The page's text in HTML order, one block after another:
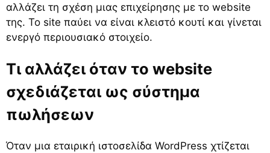
αλλάζει τη σχέση μιας επιχείρησης με το website
της. Το site παύει να είναι κλειστό κουτί και γίνεται
ενεργό περιουσιακό στοιχείο.
Τι αλλάζει όταν το website
σχεδιάζεται ως σύστημα
πωλήσεων
Όταν μια εταιρική ιστοσελίδα WordPress χτίζεται